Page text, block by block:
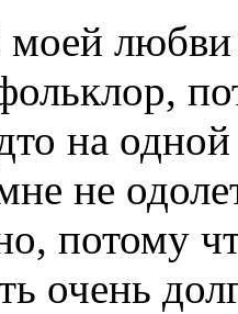
моей
на
не
потому
очень